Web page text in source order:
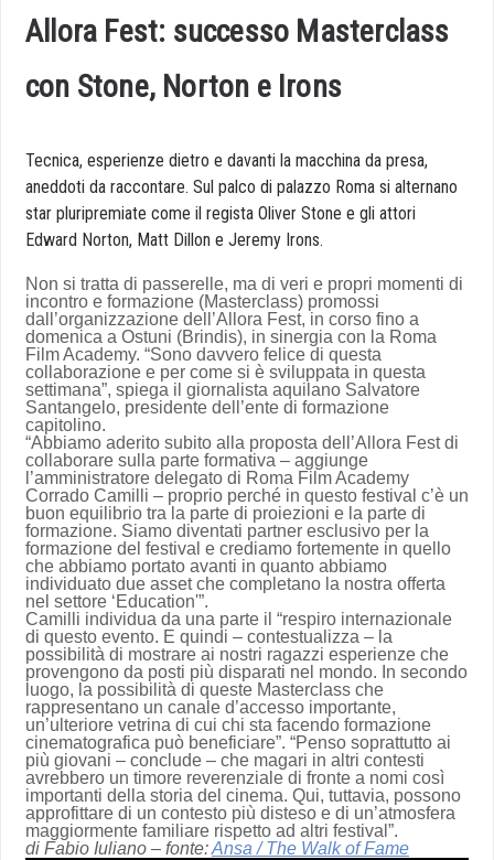
Allora Fest: successo Masterclass
con Stone, Norton e Irons
Tecnica, esperienze dietro e davanti la macchina da presa,
aneddoti da raccontare. Sul palco di palazzo Roma si alternano
star pluripremiate come il regista Oliver Stone e gli attori
Edward Norton, Matt Dillon e Jeremy Irons.
Non si tratta di passerelle, ma di veri e propri momenti di
incontro e formazione (Masterclass) promossi
dall’organizzazione dell’Allora Fest, in corso fino a
domenica a Ostuni (Brindis), in sinergia con la Roma
Film Academy. “Sono davvero felice di questa
collaborazione e per come si è sviluppata in questa
settimana”, spiega il giornalista aquilano Salvatore
Santangelo, presidente dell’ente di formazione
capitolino.
“Abbiamo aderito subito alla proposta dell’Allora Fest di
collaborare sulla parte formativa – aggiunge
l’amministratore delegato di Roma Film Academy
Corrado Camilli – proprio perché in questo festival c’è un
buon equilibrio tra la parte di proiezioni e la parte di
formazione. Siamo diventati partner esclusivo per la
formazione del festival e crediamo fortemente in quello
che abbiamo portato avanti in quanto abbiamo
individuato due asset che completano la nostra offerta
nel settore ‘Education'”.
Camilli individua da una parte il “respiro internazionale
di questo evento. E quindi – contestualizza – la
possibilità di mostrare ai nostri ragazzi esperienze che
provengono da posti più disparati nel mondo. In secondo
luogo, la possibilità di queste Masterclass che
rappresentano un canale d’accesso importante,
un’ulteriore vetrina di cui chi sta facendo formazione
cinematografica può beneficiare”. “Penso soprattutto ai
più giovani – conclude – che magari in altri contesti
avrebbero un timore reverenziale di fronte a nomi così
importanti della storia del cinema. Qui, tuttavia, possono
approfittare di un contesto più disteso e di un’atmosfera
maggiormente familiare rispetto ad altri festival”.
di Fabio Iuliano – fonte:Ansa / The Walk of Fame